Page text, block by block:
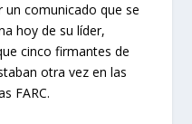
un comunicado que se
hoy de su líder,
cinco firmantes de
otra vez en las
FARC.